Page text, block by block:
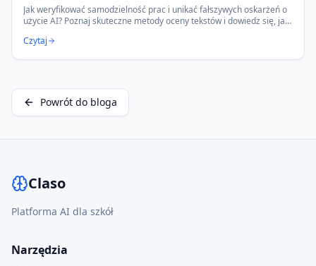
Jak weryfikować samodzielność prac i unikać fałszywych oskarżeń o
użycie AI? Poznaj skuteczne metody oceny tekstów i dowiedz się, jak
Czytaj
Powrót do bloga
Claso
Platforma AI dla szkół
Narzędzia